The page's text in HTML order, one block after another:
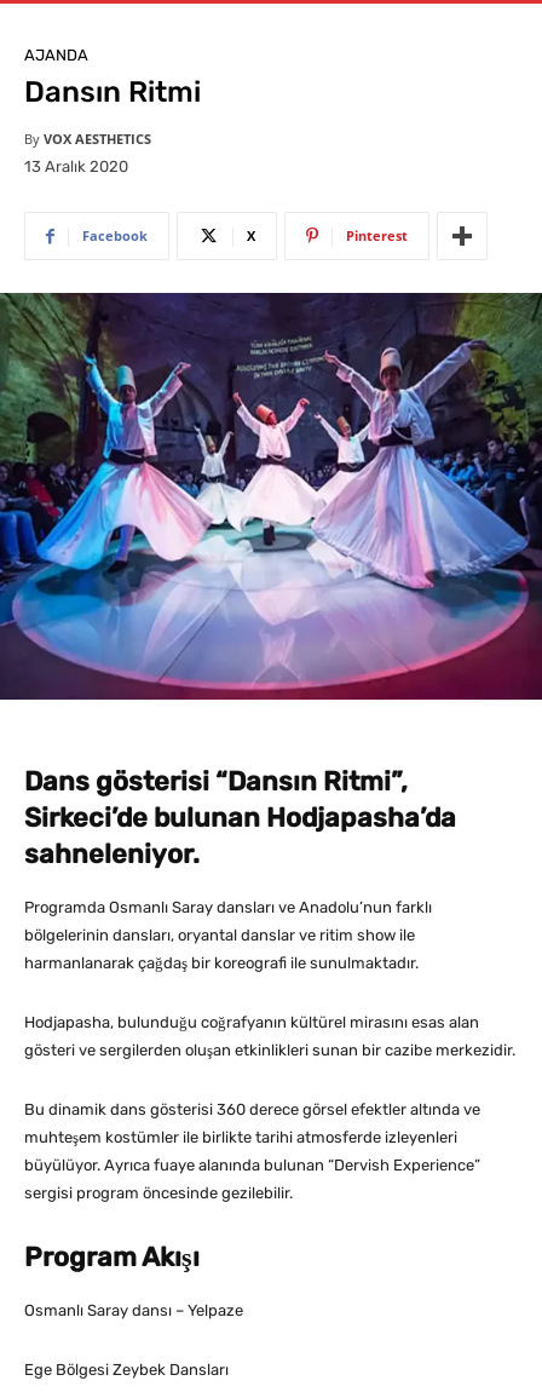
AJANDA
Dansın Ritmi
By VOX AESTHETICS
13 Aralık 2020
Facebook X Pinterest
Dans gösterisi “Dansın Ritmi”,
Sirkeci’de bulunan Hodjapasha’da
sahneleniyor.
Programda Osmanlı Saray dansları ve Anadolu’nun farklı
bölgelerinin dansları, oryantal danslar ve ritim show ile
harmanlanarak çağdaş bir koreografi ile sunulmaktadır.
Hodjapasha, bulunduğu coğrafyanın kültürel mirasını esas alan
gösteri ve sergilerden oluşan etkinlikleri sunan bir cazibe merkezidir.
Bu dinamik dans gösterisi 360 derece görsel efektler altında ve
muhteşem kostümler ile birlikte tarihi atmosferde izleyenleri
büyülüyor. Ayrıca fuaye alanında bulunan “Dervish Experience”
sergisi program öncesinde gezilebilir.
Program Akışı
Osmanlı Saray dansı – Yelpaze
Ege Bölgesi Zeybek Dansları